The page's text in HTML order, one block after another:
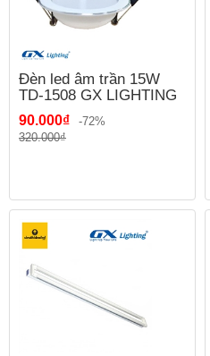
Đèn led âm trần 15W
TD-1508 GX LIGHTING
90.000₫
-72%
320.000₫